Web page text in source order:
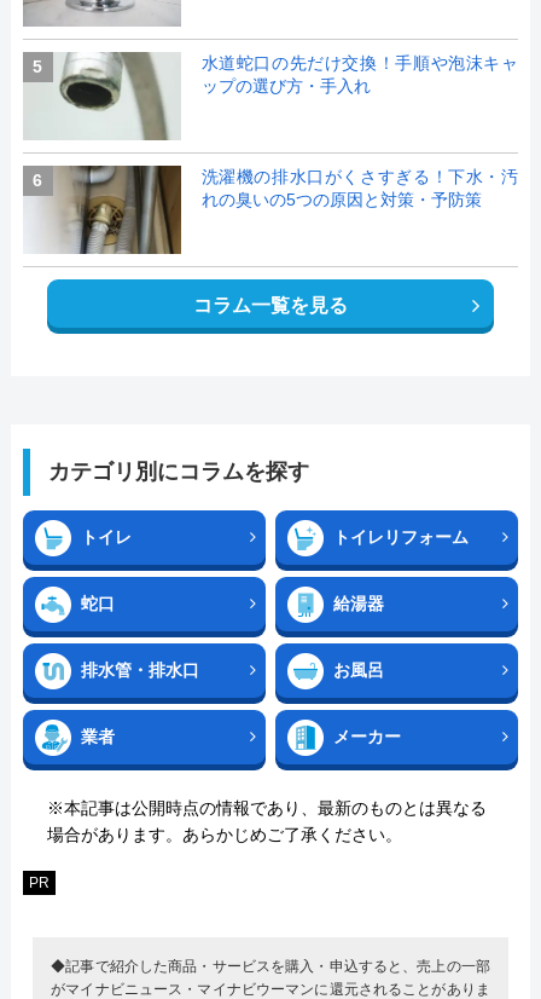
5
水道蛇口の先だけ交換！手順や泡沫キャ
ップの選び方・手入れ
6
洗濯機の排水口がくさすぎる！下水・汚
れの臭いの5つの原因と対策・予防策
コラム一覧を見る
カテゴリ別にコラムを探す
トイレ トイレリフォーム
蛇口 給湯器
排水管・排水口 お風呂
業者 メーカー
※本記事は公開時点の情報であり、最新のものとは異なる
場合があります。あらかじめご了承ください。
PR
◆記事で紹介した商品・サービスを購入・申込すると、売上の一部
がマイナビニュース・マイナビウーマンに還元されることがありま